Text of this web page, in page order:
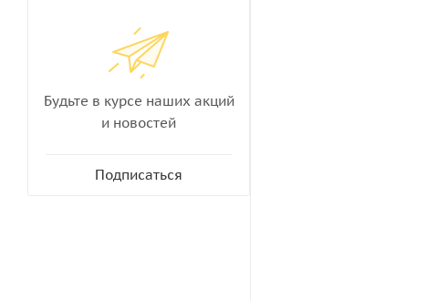
Будьте в курсе наших акций
и новостей
Подписаться